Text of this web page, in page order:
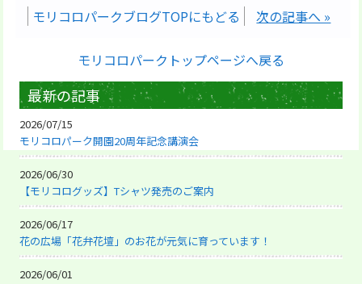
モリコロパークブログTOPにもどる
次の記事へ »
モリコロパークトップページへ戻る
最新の記事
2026/07/15
モリコロパーク開園20周年記念講演会
2026/06/30
【モリコログッズ】Tシャツ発売のご案内
2026/06/17
花の広場「花弁花壇」のお花が元気に育っています！
2026/06/01